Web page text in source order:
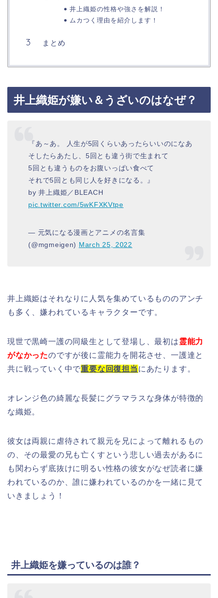
井上織姫の性格や強さを解説！
ムカつく理由を紹介します！
まとめ
井上織姫が嫌い＆うざいのはなぜ？
『あ～あ。 人生が5回くらいあったらいいのになあ
そしたらあたし、5回とも違う街で生まれて
5回とも違うものをお腹いっぱい食べて
それで5回とも同じ人を好きになる。』
by 井上織姫／BLEACH
pic.twitter.com/5wKFXKVtpe
— 元気になる漫画とアニメの名言集
(@mgmeigen) March 25, 2022
井上織姫はそれなりに人気を集めているもののアンチ
も多く、嫌われているキャラクターです。
現世で黒崎一護の同級生として登場し、最初は霊能力
がなかったのですが後に霊能力を開花させ、一護達と
共に戦っていく中で重要な回復担当にあたります。
オレンジ色の綺麗な長髪にグラマラスな身体が特徴的
な織姫。
彼女は両親に虐待されて親元を兄によって離れるもの
の、その最愛の兄も亡くすという悲しい過去があるに
も関わらず底抜けに明るい性格の彼女がなぜ読者に嫌
われているのか、誰に嫌われているのかを一緒に見て
いきましょう！
井上織姫を嫌っているのは誰？